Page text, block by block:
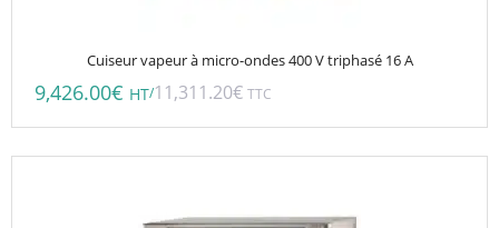
Cuiseur vapeur à micro-ondes 400 V triphasé 16 A
9,426.00€ HT/11,311.20€ TTC